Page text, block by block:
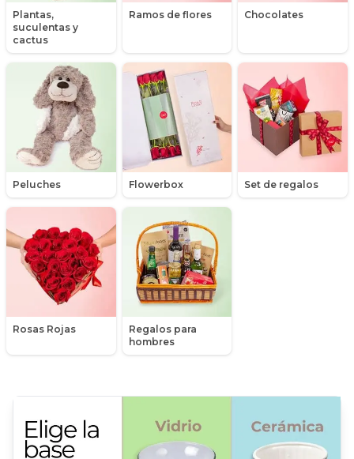
Plantas,
suculentas y
cactus
Ramos de flores Chocolates
Peluches Flowerbox Set de regalos
Rosas Rojas
Regalos para
hombres
Girasoles
Globos
Globos con Helio
Hipericum
Hortensias (Hydrangea)
Liliums
Lisianthus
Maules
Mensajes
Nacimientos